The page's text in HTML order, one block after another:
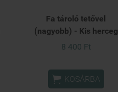
Fa tároló tetővel
(nagyobb) - Kis herceg
8 400 Ft
 KOSÁRBA